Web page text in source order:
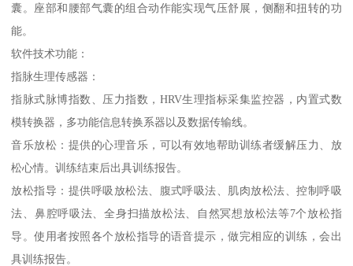
囊。座部和腰部气囊的组合动作能实现气压舒展，侧翻和扭转的功
能。
软件技术功能：
指脉生理传感器：
指脉式脉博指数、压力指数，HRV生理指标采集监控器，内置式数
模转换器，多功能信息转换系器以及数据传输线。
音乐放松：提供的心理音乐，可以有效地帮助训练者缓解压力、放
松心情。训练结束后出具训练报告。
放松指导：提供呼吸放松法、腹式呼吸法、肌肉放松法、控制呼吸
法、鼻腔呼吸法、全身扫描放松法、自然冥想放松法等7个放松指
导。使用者按照各个放松指导的语音提示，做完相应的训练，会出
具训练报告。